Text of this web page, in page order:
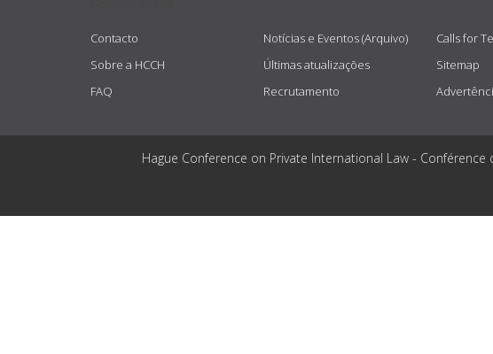
Contacto
Sobre a HCCH
FAQ
Notícias e Eventos (Arquivo)
Últimas atualizações
Recrutamento
Calls for
Sitemap
Hague Conference on Private International Law -